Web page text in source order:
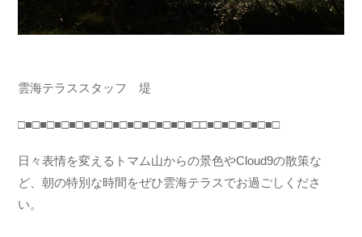
雲海テラススタッフ 堤
□■□■□■□■□■□■□■□■□■□■□■□■□□■□■□■□■□■□
日々表情を変えるトマム山からの景色やCloud9の散策な
ど、朝の特別な時間をぜひ雲海テラスでお過ごしくださ
い。